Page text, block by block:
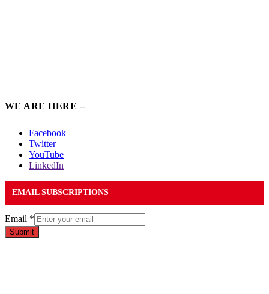
WE ARE HERE –
Facebook
Twitter
YouTube
LinkedIn
EMAIL SUBSCRIPTIONS
Email *
Submit